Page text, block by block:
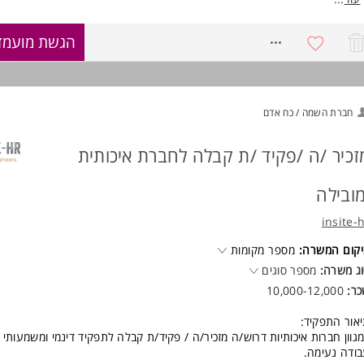
לעוד משרות ומידע על רב בריח >
- טיפול אדמיניסטרטיבי שוטף: מילוי טפסים, תיוקים, הקלדות הדפסות ועוד.
- מתן שירותי משרד למנהלים.
נדרש ממך?
נדרש
לעבודה במשרה מלאה, לטווח ארוך.
אנוש מעולים.
בעבודה בסביבה ממוחשבת: אופיס, אקסל
הגשת
חברת השמה / כח אדם
/ה /פקיד /ת קבלה לחברת איכותית
insite-
המשרה: מספר מקומות
משרה: מספר סוגים
10,000-12,000
התפקיד:
חברות איכותיות דרוש/ה מזכיר/ה / פקיד/ת קבלה לתפקיד דינמי
נעימה.